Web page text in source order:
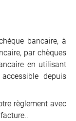
bancaire, à
par chèques
en utilisant
depuis
règlement avec